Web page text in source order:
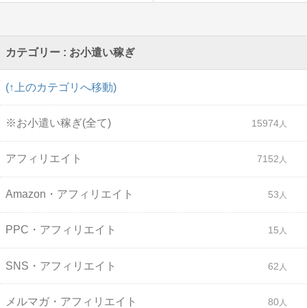
カテゴリー : お小遣い稼ぎ
(↑上のカテゴリへ移動)
※お小遣い稼ぎ(全て) 15974
アフィリエイト 7152
Amazon・アフィリエイト 53
PPC・アフィリエイト 15
SNS・アフィリエイト 62
メルマガ・アフィリエイト 80